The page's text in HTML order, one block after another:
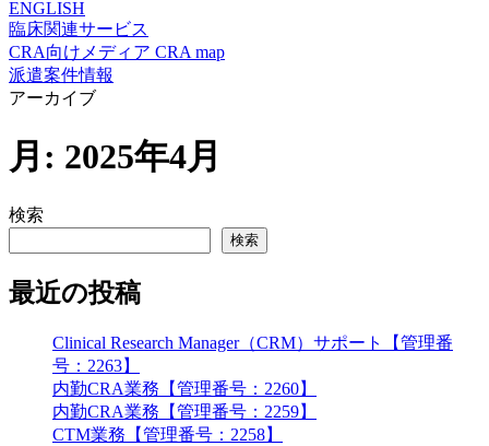
ENGLISH
臨床関連サービス
CRA向けメディア CRA map
派遣案件情報
アーカイブ
月: 2025年4月
検索
検索
最近の投稿
Clinical Research Manager（CRM）サポート【管理番
号：2263】
内勤CRA業務【管理番号：2260】
内勤CRA業務【管理番号：2259】
CTM業務【管理番号：2258】